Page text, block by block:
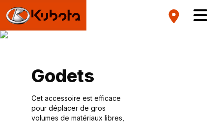
Godets
Cet accessoire est efficace
pour déplacer de gros
volumes de matériaux libres,